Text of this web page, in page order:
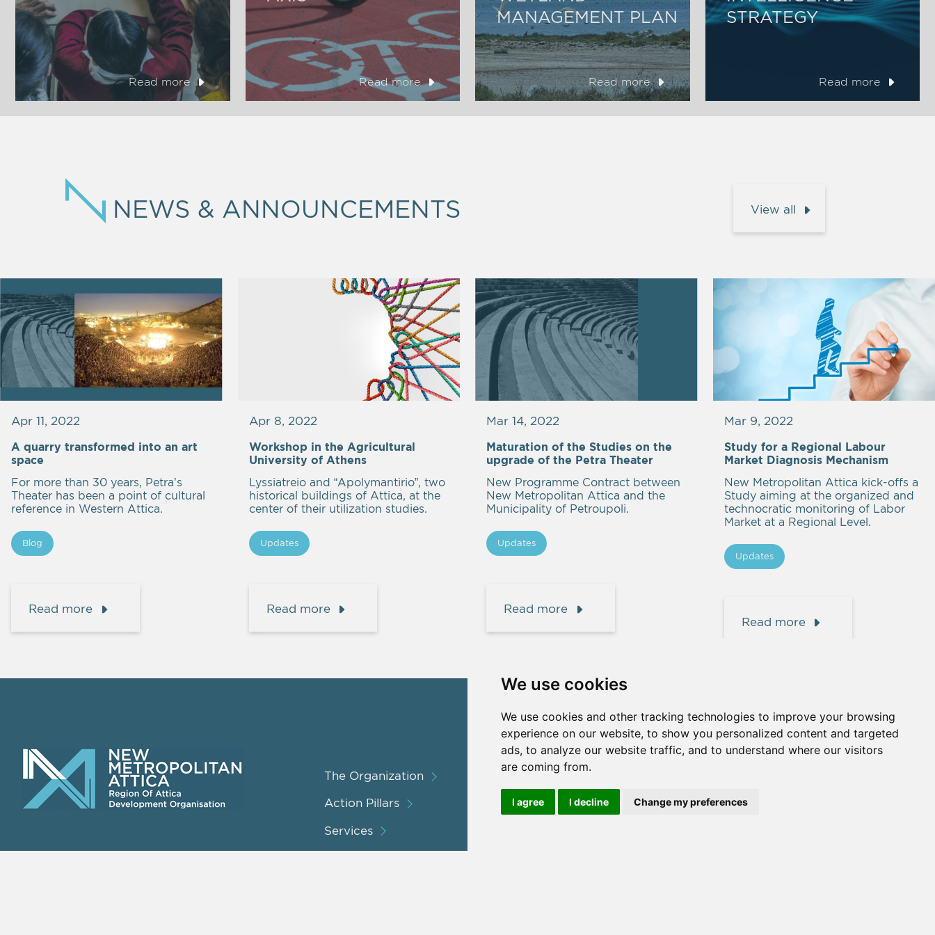
We use cookies
We use cookies and other tracking technologies to improve your browsing
experience on our website, to show you personalized content and targeted
ads, to analyze our website traffic, and to understand where our visitors
are coming from.
I agree I decline Change my preferences
Read more Read more
MANAGEMENT PLAN
Read more
STRATEGY
Read more
NEWS & ANNOUNCEMENTS View all
Apr 11, 2022
A quarry transformed into an art
space
For more than 30 years, Petra’s
Theater has been a point of cultural
reference in Western Attica.
Blog
Read more
Apr 8, 2022
Workshop in the Agricultural
University of Athens
Lyssiatreio and “Apolymantirio”, two
historical buildings of Attica, at the
center of their utilization studies.
Updates
Read more
Mar 14, 2022
Maturation of the Studies on the
upgrade of the Petra Theater
New Programme Contract between
New Metropolitan Attica and the
Municipality of Petroupoli.
Updates
Read more
Mar 9, 2022
Study for a Regional Labour
Market Diagnosis Mechanism
New Metropolitan Attica kick-offs a
Study aiming at the organized and
technocratic monitoring of Labor
Market at a Regional Level.
Updates
Read more
The Organization
Action Pillars
Services